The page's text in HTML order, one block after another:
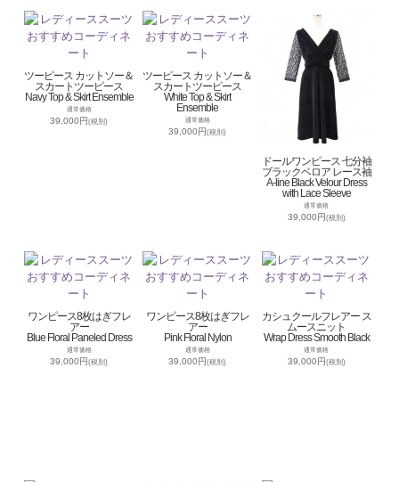
ツーピース カットソー＆
スカートツーピース
Navy Top & Skirt Ensemble
通常価格
39,000円(税別)
ツーピース カットソー＆
スカートツーピース
White Top & Skirt
Ensemble
通常価格
39,000円(税別)
ドールワンピース 七分袖
ブラックベロア レース袖
A-line Black Velour Dress
with Lace Sleeve
通常価格
39,000円(税別)
ワンピース8枚はぎフレ
アー
Blue Floral Paneled Dress
通常価格
39,000円(税別)
ワンピース8枚はぎフレ
アー
Pink Floral Nylon
通常価格
39,000円(税別)
カシュクールフレアー ス
ムースニット
Wrap Dress Smooth Black
通常価格
39,000円(税別)